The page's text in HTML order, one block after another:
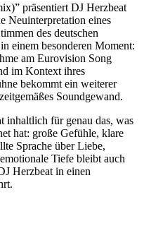
präsentiert DJ Herzbeat
Neuinterpretation eines
des deutschen
einem besonderen Moment:
am Eurovision Song
im Kontext ihres
bekommt ein weiterer
Soundgewand.
inhaltlich für genau das, was
hat: große Gefühle, klare
Sprache über Liebe,
Tiefe bleibt auch
Herzbeat in einen